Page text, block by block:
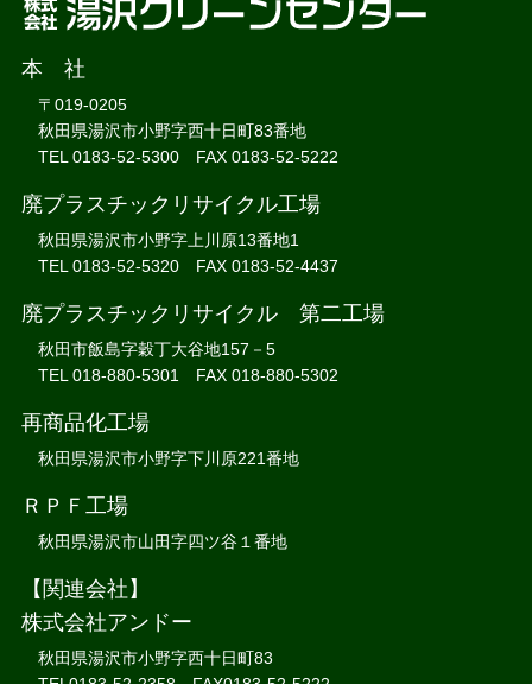
本 社
〒019-0205
秋田県湯沢市小野字西十日町83番地
TEL 0183-52-5300 FAX 0183-52-5222
廃プラスチックリサイクル工場
秋田県湯沢市小野字上川原13番地1
TEL 0183-52-5320 FAX 0183-52-4437
廃プラスチックリサイクル 第二工場
秋田市飯島字穀丁大谷地157－5
TEL 018-880-5301 FAX 018-880-5302
再商品化工場
秋田県湯沢市小野字下川原221番地
ＲＰＦ工場
秋田県湯沢市山田字四ツ谷１番地
【関連会社】
株式会社アンドー
秋田県湯沢市小野字西十日町83